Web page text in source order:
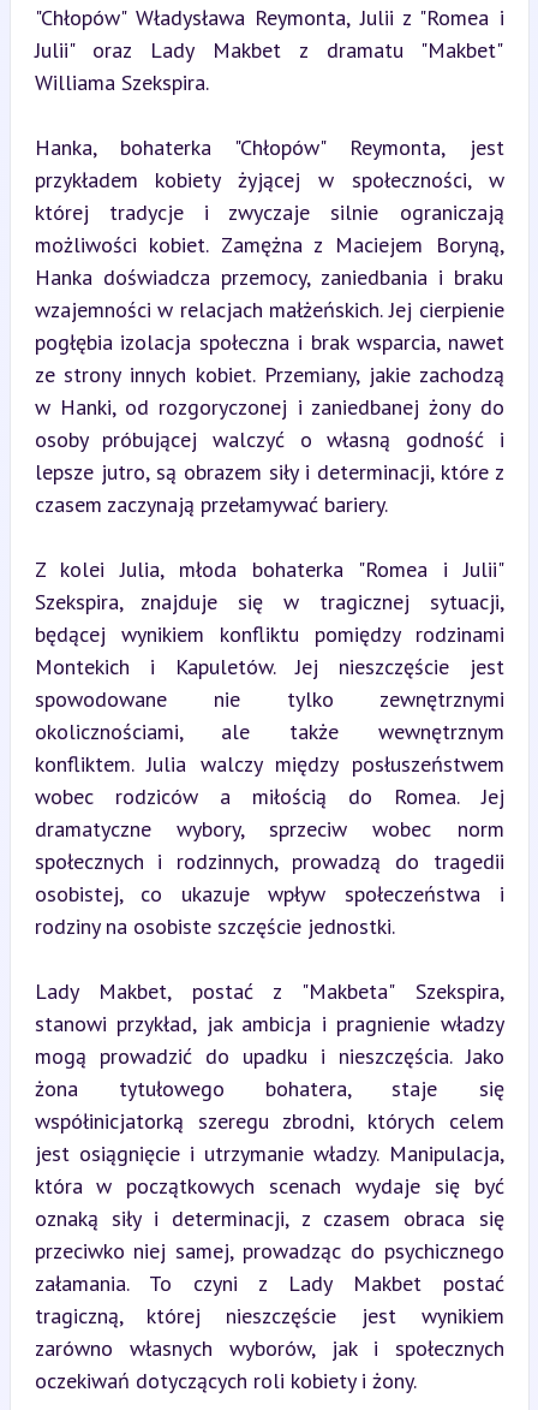
"Chłopów" Władysława Reymonta, Julii z "Romea i
Julii" oraz Lady Makbet z dramatu "Makbet"
Williama Szekspira.
Hanka, bohaterka "Chłopów" Reymonta, jest
przykładem kobiety żyjącej w społeczności, w
której tradycje i zwyczaje silnie ograniczają
możliwości kobiet. Zamężna z Maciejem Boryną,
Hanka doświadcza przemocy, zaniedbania i braku
wzajemności w relacjach małżeńskich. Jej cierpienie
pogłębia izolacja społeczna i brak wsparcia, nawet
ze strony innych kobiet. Przemiany, jakie zachodzą
w Hanki, od rozgoryczonej i zaniedbanej żony do
osoby próbującej walczyć o własną godność i
lepsze jutro, są obrazem siły i determinacji, które z
czasem zaczynają przełamywać bariery.
Z kolei Julia, młoda bohaterka "Romea i Julii"
Szekspira, znajduje się w tragicznej sytuacji,
będącej wynikiem konfliktu pomiędzy rodzinami
Montekich i Kapuletów. Jej nieszczęście jest
spowodowane nie tylko zewnętrznymi
okolicznościami, ale także wewnętrznym
konfliktem. Julia walczy między posłuszeństwem
wobec rodziców a miłością do Romea. Jej
dramatyczne wybory, sprzeciw wobec norm
społecznych i rodzinnych, prowadzą do tragedii
osobistej, co ukazuje wpływ społeczeństwa i
rodziny na osobiste szczęście jednostki.
Lady Makbet, postać z "Makbeta" Szekspira,
stanowi przykład, jak ambicja i pragnienie władzy
mogą prowadzić do upadku i nieszczęścia. Jako
żona tytułowego bohatera, staje się
współinicjatorką szeregu zbrodni, których celem
jest osiągnięcie i utrzymanie władzy. Manipulacja,
która w początkowych scenach wydaje się być
oznaką siły i determinacji, z czasem obraca się
przeciwko niej samej, prowadząc do psychicznego
załamania. To czyni z Lady Makbet postać
tragiczną, której nieszczęście jest wynikiem
zarówno własnych wyborów, jak i społecznych
oczekiwań dotyczących roli kobiety i żony.